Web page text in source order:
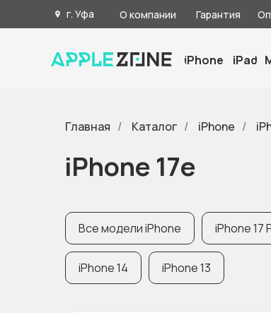
О компании Гарантия
iPhone iPad
г. Уфа
Главная / Каталог / iPhone /
iPhone 17е
Все модели iPhone iPhone 17
iPhone 14 iPhone 13